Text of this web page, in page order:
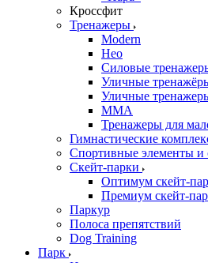
Кроссфит
Тренажеры
Modern
Нео
Силовые
Уличные
Уличные
ММА
Тренажеры для
Гимнастические
Спортивные элементы и
Скейт-парки
Оптимум скейт-
Премиум скейт-
Паркур
Полоса препятствий
Dog Training
Парк